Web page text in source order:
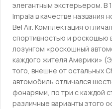
элегантным экстерьером. В
Impala в качестве названия
Bel Air. Комплектация
спортивностью и роскошью
лозунгом «роскошный
каждого жителя Америки»
того, внешне от остальных
автомобиль отличался
фонарями, по три с каждой
различные варианты этого